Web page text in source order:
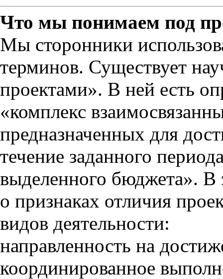
Что мы понимаем под
Мы сторонники
терминов. Существует
проектами». В ней есть
«комплекс
предназначенных для
течение заданного
выделенного бюджета». В
о признаках отличия
видов деятельности:
направленность на
координированное